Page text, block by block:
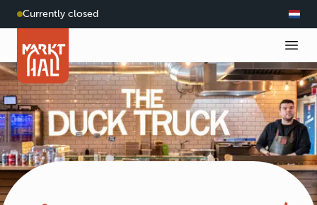
Currently closed